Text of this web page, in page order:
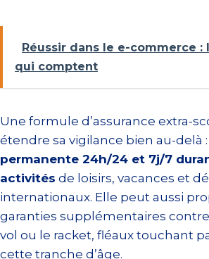
Réussir dans le e-commerce
qui comptent
Une formule d’assurance extra-
étendre sa vigilance bien au-delà :
permanente 24h/24 et 7j/7
activités de loisirs, vacances et
internationaux. Elle peut aussi
garanties supplémentaires contre
vol ou le racket, fléaux touchant
cette tranche d’âge.